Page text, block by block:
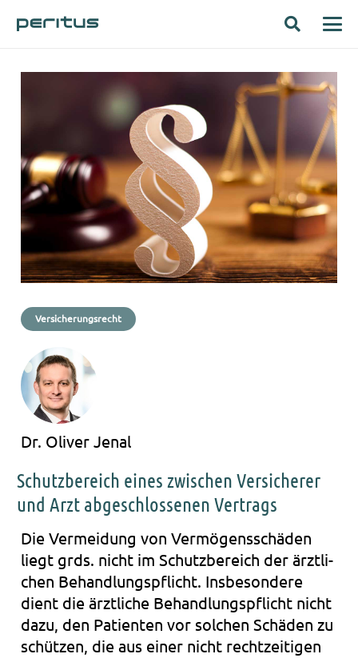
Versicherungsrecht
Dr. Oliver Jenal
Schutzbereich eines zwischen Versicherer
und Arzt abgeschlossenen Vertrags
Die Ver­mei­dung von Ver­mö­gens­schä­den
liegt grds. nicht im Schutz­be­reich der ärzt­li­
chen Behand­lungs­pflicht. Ins­be­son­de­re
dient die ärzt­li­che Behand­lungs­pflicht nicht
dazu, den Pati­en­ten vor sol­chen Schä­den zu
schüt­zen, die aus einer nicht recht­zei­ti­gen